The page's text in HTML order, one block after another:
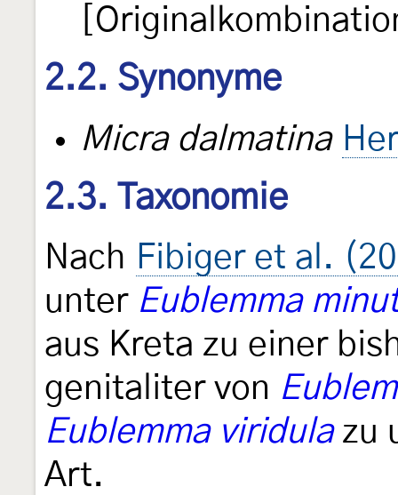
2.2. Synonyme
Micra dalmatina
2.3. Taxonomie
Nach Fibiger et al.
unter Eublemma
aus Kreta zu einer
genitaliter von
Eublemma viridulazu
Art.